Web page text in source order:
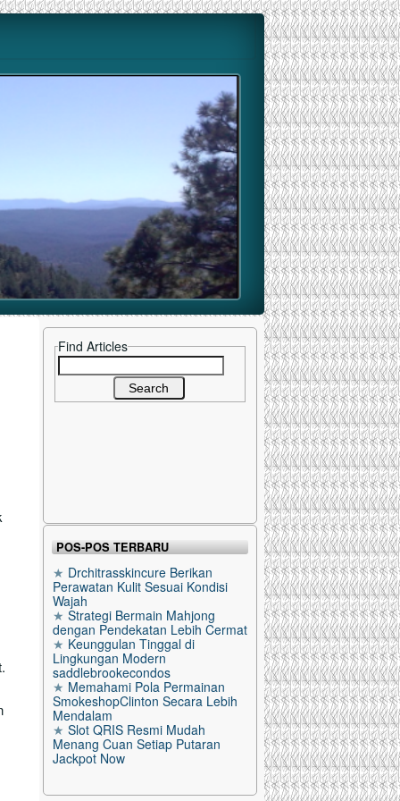
Find Articles
Search
for:
POS-POS TERBARU
Drchitrasskincure Berikan
Perawatan Kulit Sesuai Kondisi
Wajah
Strategi Bermain Mahjong
dengan Pendekatan Lebih Cermat
Keunggulan Tinggal di
Lingkungan Modern
saddlebrookecondos
Memahami Pola Permainan
SmokeshopClinton Secara Lebih
Mendalam
Slot QRIS Resmi Mudah
Menang Cuan Setiap Putaran
Jackpot Now